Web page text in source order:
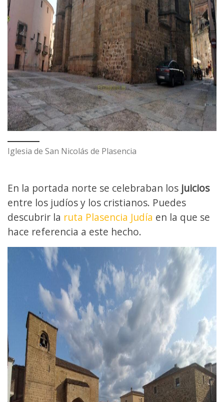
Iglesia de San Nicolás de Plasencia
En la portada norte se celebraban los juicios
entre los judíos y los cristianos. Puedes
descubrir la ruta Plasencia Judía en la que se
hace referencia a este hecho.